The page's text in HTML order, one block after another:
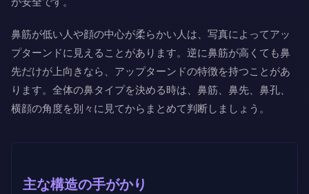
鼻筋が低い人や顔の中心が柔らかい人は、写真によってアッ
プターンドに見えることがあります。逆に鼻筋が高くても鼻
先だけが上向きなら、アップターンドの特徴を持つことがあ
ります。全体の鼻タイプを決める時は、鼻筋、鼻先、鼻孔、
横顔の角度を別々に見てからまとめて判断しましょう。
主な構造の手がかり